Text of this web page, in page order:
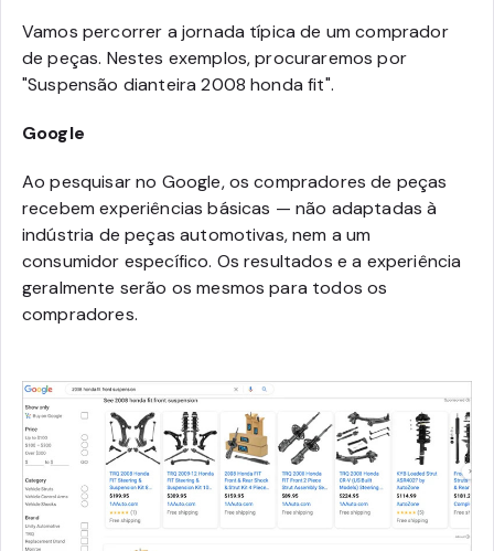
Vamos percorrer a jornada típica de um comprador
de peças. Nestes exemplos, procuraremos por
"Suspensão dianteira 2008 honda fit".
Google
Ao pesquisar no Google, os compradores de peças
recebem experiências básicas — não adaptadas à
indústria de peças automotivas, nem a um
consumidor específico. Os resultados e a experiência
geralmente serão os mesmos para todos os
compradores.